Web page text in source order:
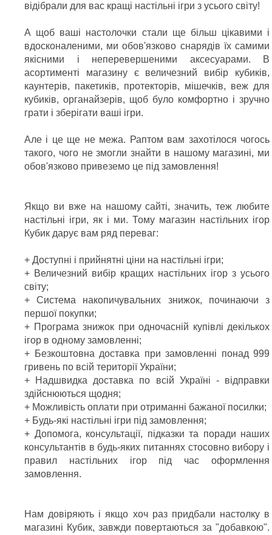
відібрали для вас кращі настільні ігри з усього світу!
А щоб ваші настолочки стали ще більш цікавими і
вдосконаленими, ми обов'язково снарядів їх самими
якісними і неперевершеними аксесуарами. В
асортименті магазину є величезний вибір кубиків,
каунтерів, пакетиків, протекторів, мішечків, веж для
кубиків, органайзерів, щоб було комфортно і зручно
грати і зберігати ваші ігри.
Але і це ще не межа. Раптом вам захотілося чогось
такого, чого не змогли знайти в нашому магазині, ми
обов'язково привеземо це під замовлення!
Якщо ви вже на нашому сайті, значить, теж любите
настільні ігри, як і ми. Тому магазин настільних ігор
Кубик дарує вам ряд переваг:
+ Доступні і прийнятні ціни на настільні ігри;
+ Величезний вибір кращих настільних ігор з усього
світу;
+ Система накопичувальних знижок, починаючи з
першої покупки;
+ Програма знижок при одночасній купівлі декількох
ігор в одному замовленні;
+ Безкоштовна доставка при замовленні понад 999
гривень по всій території України;
+ Надшвидка доставка по всій Україні - відправки
здійснюються щодня;
+ Можливість оплати при отриманні бажаної посилки;
+ Будь-які настільні ігри під замовлення;
+ Допомога, консультації, підказки та поради наших
консультантів в будь-яких питаннях стосовно вибору і
правил настільних ігор під час оформлення
замовлення.
Нам довіряють і якщо хоч раз придбали настолку в
магазині Кубик, завжди повертаються за "добавкою".